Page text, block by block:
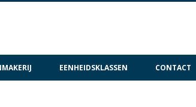
EENHEIDSKLASSEN CONTACT